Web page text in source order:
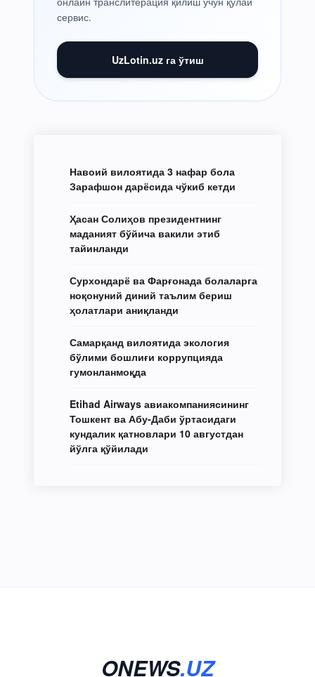
сервис.
UzLotin.uz га ўтиш
Навоий вилоятида 3 нафар бола
Зарафшон дарёсида чўкиб кетди
Ҳасан Солиҳов президентнинг
маданият бўйича вакили этиб
тайинланди
Сурхондарё ва Фарғонада болаларга
ноқонуний диний таълим бериш
ҳолатлари аниқланди
Самарқанд вилоятида экология
бўлими бошлиғи коррупцияда
гумонланмоқда
Etihad Airways авиакомпаниясининг
Тошкент ва Абу-Даби ўртасидаги
кундалик қатновлари 10 августдан
йўлга қўйилади
ONEWS.UZ